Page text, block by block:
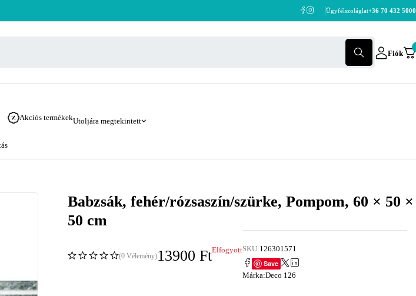
Ügyfélszoláglat+36 70 432 5000
Fiók
Akciós termékekUtoljára megtekintett
Babzsák, fehér/rózsaszín/szürke, Pompom, 60 × 50 ×
50 cm
(0 Vélemény)13900 FtElfogyottSKU:126301571
Save
Márka:Deco 126